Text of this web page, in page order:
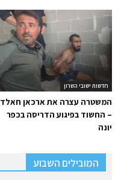
חדשות ישובי השרון
המשטרה עצרה את ארכאן חאלד
– החשוד בפיגוע הדריסה בכפר
יונה
המובילים השבוע